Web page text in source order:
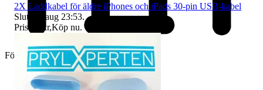
Företag
2X Laddkabel för äldre iPhones och iPads 30-pin USB-kabel
Sluttid
8 aug 23:53.
Pris:
77 kr,Köp nu.